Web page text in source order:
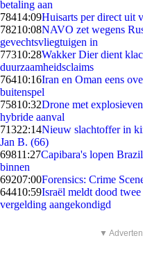
betaling aan
78414:09Huisarts per direct uit
78210:08NAVO zet wegens
gevechtsvliegtuigen in
77310:28Wakker Dier dient
duurzaamheidsclaims
76410:16Iran en Oman eens
buitenspel
75810:32Drone met
hybride aanval
71322:14Nieuw slachtoffer in
Jan B. (66)
69811:27Capibara's lopen
binnen
69207:00Forensics: Crime
64410:59Israël meldt dood
vergelding aangekondigd
▼